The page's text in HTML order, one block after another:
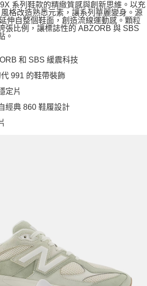
系列鞋款的精緻質感與創新思維。以充
格改造熟悉元素，讓系列華麗變身。源
伸自整個鞋面，創造流線運動感。顆粒
張比例，讓標誌性的 ABZORB 與 SBS
。
和 SBS 緩震科技
991 的鞋帶裝飾
定片
經典 860 鞋履設計